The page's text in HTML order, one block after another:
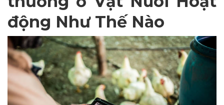
động Như Thế Nào